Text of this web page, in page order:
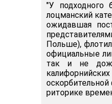
"У подходного
лоцманский
ожидавшая
Польше),
официальные
так и не
риторике